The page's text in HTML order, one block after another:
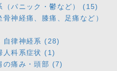
（パニック・鬱など） (15)
骨神経痛、膝痛、足痛など）
自律神経系 (28)
人科系症状 (1)
の痛み・頭部 (7)